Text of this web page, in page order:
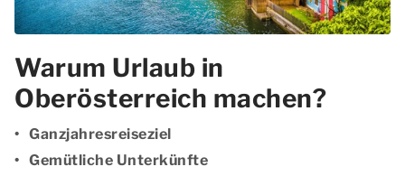
Warum Urlaub in
Oberösterreich machen?
Ganzjahresreiseziel
Gemütliche Unterkünfte